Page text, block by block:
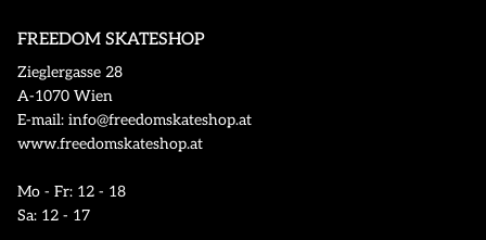
FREEDOM SKATESHOP
Zieglergasse 28
A-1070 Wien
E-mail: info@freedomskateshop.at
www.freedomskateshop.at
Mo - Fr: 12 - 18
Sa: 12 - 17